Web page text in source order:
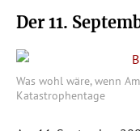
Der 11.
Was wohl wäre, wenn
Katastrophentage